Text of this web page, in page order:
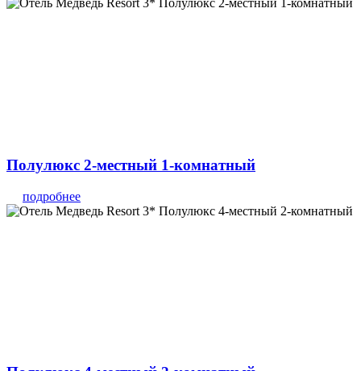
Полулюкс 2-местный 1-комнатный
подробнее